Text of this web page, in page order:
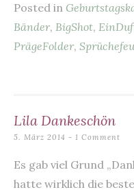
e
b
es
t
l s
A
p
Posted in
Bänder, BigShot,
PrägeFolder,
Lila Dankeschön
5. März 2014 1 Comment
Es gab viel Grund
hatte wirklich die